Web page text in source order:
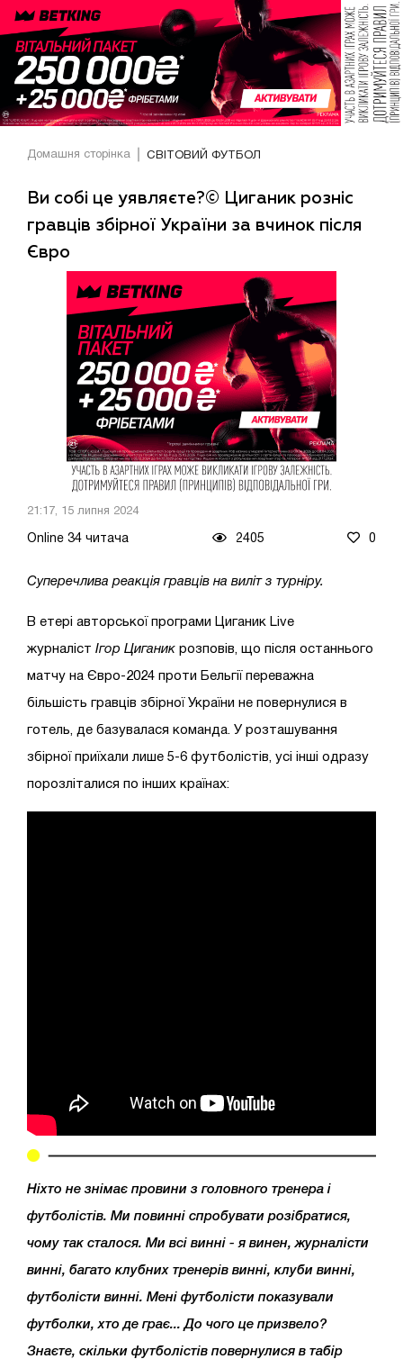
Домашня сторінка СВІТОВИЙ ФУТБОЛ
Ви собі це уявляєте?© Циганик розніс
гравців збірної України за вчинок після
Євро
21:17, 15 липня 2024
Online 34 читача 2405 0
Суперечлива реакція гравців на виліт з турніру.
В етері авторської програми Циганик Live
журналіст Ігор Циганик розповів, що після останнього
матчу на Євро-2024 проти Бельгії переважна
більшість гравців збірної України не повернулися в
готель, де базувалася команда. У розташування
збірної приїхали лише 5-6 футболістів, усі інші одразу
порозліталися по інших країнах:
Ніхто не знімає провини з головного тренера і
футболістів. Ми повинні спробувати розібратися,
чому так сталося. Ми всі винні - я винен, журналісти
винні, багато клубних тренерів винні, клуби винні,
футболісти винні. Мені футболісти показували
футболки, хто де грає... До чого це призвело?
Знаєте, скільки футболістів повернулися в табір